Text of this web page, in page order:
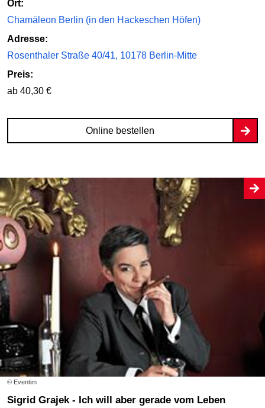
Ort:
Chamäleon Berlin (in den Hackeschen Höfen)
Adresse:
Rosenthaler Straße 40/41, 10178 Berlin-Mitte
Preis:
ab 40,30 €
Online bestellen
© Eventim
Sigrid Grajek - Ich will aber gerade vom Leben